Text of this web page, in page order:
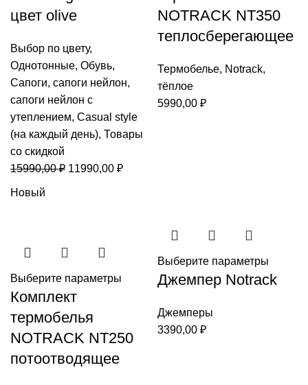
цвет olive
Выбор по цвету,
Однотонные, Обувь,
Сапоги, сапоги нейлон,
сапоги нейлон с
утеплением, Casual style
(на каждый день), Товары
со скидкой
15990,00₽ Первоначальная
11990,00 ₽Текущая
NOTRACK NT350
теплосберегающее
Термобелье, Notrack,
тёплое
5990,00 ₽
Новый
Выберите параметры
Комплект
термобелья
NOTRACK NT250
потоотводящее
Выберите параметры
Джемпер Notrack
Джемперы
3390,00 ₽